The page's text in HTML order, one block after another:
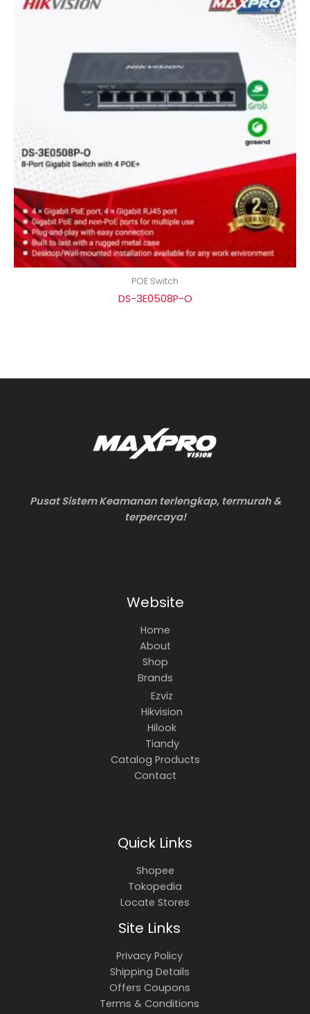
POE Switch
DS-3E0508P-O
Pusat Sistem Keamanan terlengkap, termurah &
terpercaya!
Website
Home
About
Shop
Brands
Ezviz
Hikvision
Hilook
Tiandy
Catalog Products
Contact
Quick Links
Shopee
Tokopedia
Locate Stores
Site Links
Privacy Policy
Shipping Details
Offers Coupons
Terms & Conditions